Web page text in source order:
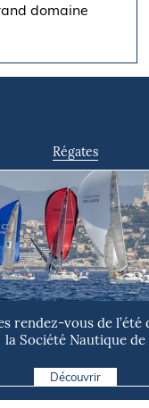
domaine
Régates
rendez-vous de l’été
la Société Nautique de
Découvrir